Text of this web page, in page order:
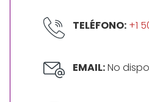
TELÉFONO: +1
EMAIL:No